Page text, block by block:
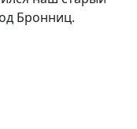
Бронниц.